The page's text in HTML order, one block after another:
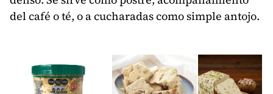
del café o té, o a cucharadas como simple antojo.